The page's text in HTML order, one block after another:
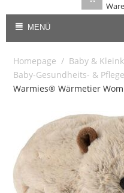
MENÜ
Homepage / Baby &
Baby-Gesundheits- &
Warmies® Wärmetier